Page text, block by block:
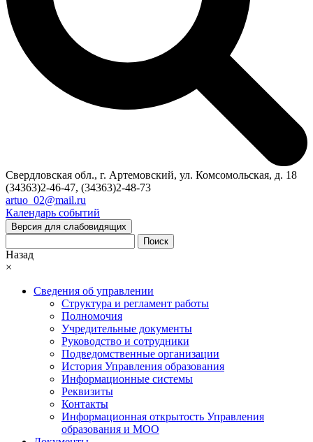
Свердловская обл., г. Артемовский, ул. Комсомольская, д. 18
(34363)2-46-47, (34363)2-48-73
artuo_02@mail.ru
Календарь событий
Версия для слабовидящих
Поиск
Назад
×
Сведения об управлении
Структура и регламент работы
Полномочия
Учредительные документы
Руководство и сотрудники
Подведомственные организации
История Управления образования
Информационные системы
Реквизиты
Контакты
Информационная открытость Управления
образования и МОО